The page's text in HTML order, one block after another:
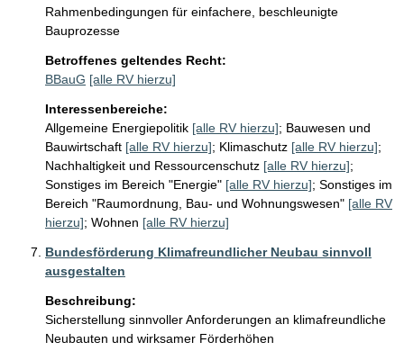
Rahmenbedingungen für einfachere, beschleunigte
Bauprozesse
Betroffenes geltendes Recht:
BBauG [alle RV hierzu]
Interessenbereiche:
Allgemeine Energiepolitik [alle RV hierzu]; Bauwesen und
Bauwirtschaft [alle RV hierzu]; Klimaschutz [alle RV hierzu];
Nachhaltigkeit und Ressourcenschutz [alle RV hierzu];
Sonstiges im Bereich "Energie" [alle RV hierzu]; Sonstiges im
Bereich "Raumordnung, Bau- und Wohnungswesen" [alle RV
hierzu]; Wohnen [alle RV hierzu]
Bundesförderung Klimafreundlicher Neubau sinnvoll
ausgestalten
Beschreibung:
Sicherstellung sinnvoller Anforderungen an klimafreundliche
Neubauten und wirksamer Förderhöhen